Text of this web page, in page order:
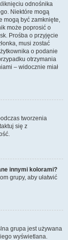
odnośnika
Niektóre mogą
mogą być zamknięte,
może poprosić o
Prośba o przyjęcie
musi zostać
o podanie
otrzymania
– widocznie miał
tworzenia
się z
innymi kolorami?
grupy, aby ułatwić
grupa jest używana
wyświetlana.